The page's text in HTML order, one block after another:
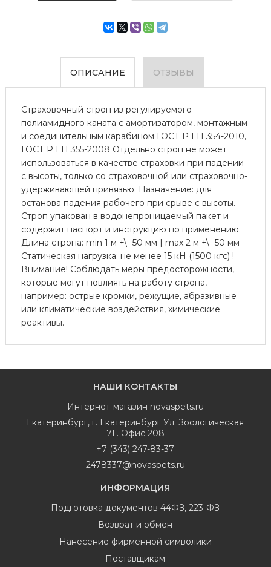
ОПИСАНИЕ ОТЗЫВЫ
Страховочный строп из регулируемого
полиамидного каната с амортизатором, монтажным
и соединительным карабином ГОСТ Р ЕН 354-2010,
ГОСТ Р ЕН 355-2008 Отдельно строп не может
использоваться в качестве страховки при падении
с высоты, только со страховочной или страховочно-
удерживающей привязью. Назначение: для
останова падения рабочего при срыве с высоты.
Строп упакован в водонепроницаемый пакет и
содержит паспорт и инструкцию по применению.
Длина стропа: min 1 м +\- 50 мм | max 2 м +\- 50 мм
Статическая нагрузка: не менее 15 кН (1500 кгс) !
Внимание! Соблюдать меры предосторожности,
которые могут повлиять на работу стропа,
например: острые кромки, режущие, абразивные
или климатические воздействия, химические
реактивы.
НАШИ КОНТАКТЫ
Интернет-магазин novaspets.ru
Екатеринбург, г. Екатеринбург Ул. Зоологическая
7Г. Офис 208
+7 (343) 247-83-37
2478337@novaspets.ru
ИНФОРМАЦИЯ
Подготовка документов 44ФЗ, 223-ФЗ
Возврат и обмен
Нанесение фирменной символики
Поставщикам